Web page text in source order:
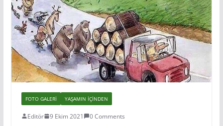
FOTO GALERI YAŞAMIN IÇINDEN
Editör 9 Ekim 2021 0 Comments